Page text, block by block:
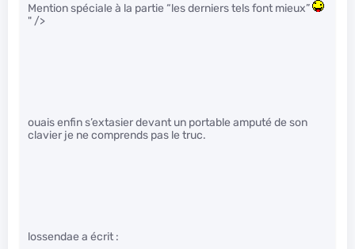
Mention spéciale à la partie “les derniers tels font mieux”
" />
ouais enfin s’extasier devant un portable amputé de son
clavier je ne comprends pas le truc.
lossendae a écrit :